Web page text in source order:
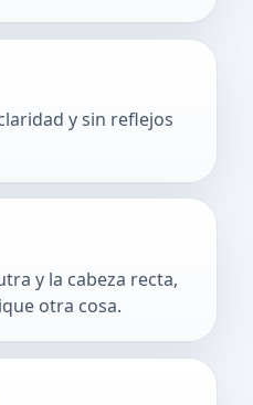
y sin reflejos
y la cabeza recta,
otra cosa.